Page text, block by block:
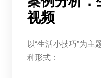
视频
以“生活小技巧”为主
种形式：